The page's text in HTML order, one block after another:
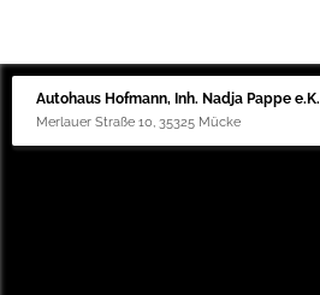
Autohaus Hofmann, Inh. Nadja Pappe e.K.
Merlauer Straße 10, 35325 Mücke